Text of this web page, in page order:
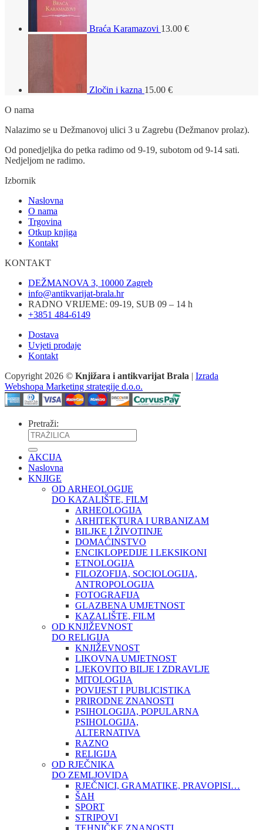
Braća Karamazovi 13.00 €
Zločin i kazna 15.00 €
O nama
Nalazimo se u Dežmanovoj ulici 3 u Zagrebu (Dežmanov prolaz).
Od ponedjeljka do petka radimo od 9-19, subotom od 9-14 sati.
Nedjeljom ne radimo.
Izbornik
Naslovna
O nama
Trgovina
Otkup knjiga
Kontakt
KONTAKT
DEŽMANOVA 3, 10000 Zagreb
info@antikvarijat-brala.hr
RADNO VRIJEME: 09-19, SUB 09 – 14 h
+3851 484-6149
Dostava
Uvjeti prodaje
Kontakt
Copyright 2026 © Knjižara i antikvarijat Brala | Izrada
Webshopa Marketing strategije d.o.o.
Pretraži:
AKCIJA
Naslovna
KNJIGE
OD ARHEOLOGIJE
DO KAZALIŠTE, FILM
ARHEOLOGIJA
ARHITEKTURA I URBANIZAM
BILJKE I ŽIVOTINJE
DOMAĆINSTVO
ENCIKLOPEDIJE I LEKSIKONI
ETNOLOGIJA
FILOZOFIJA, SOCIOLOGIJA,
ANTROPOLOGIJA
FOTOGRAFIJA
GLAZBENA UMJETNOST
KAZALIŠTE, FILM
OD KNJIŽEVNOST
DO RELIGIJA
KNJIŽEVNOST
LIKOVNA UMJETNOST
LJEKOVITO BILJE I ZDRAVLJE
MITOLOGIJA
POVIJEST I PUBLICISTIKA
PRIRODNE ZNANOSTI
PSIHOLOGIJA, POPULARNA
PSIHOLOGIJA,
ALTERNATIVA
RAZNO
RELIGIJA
OD RJEČNIKA
DO ZEMLJOVIDA
RJEČNICI, GRAMATIKE, PRAVOPISI…
ŠAH
SPORT
STRIPOVI
TEHNIČKE ZNANOSTI